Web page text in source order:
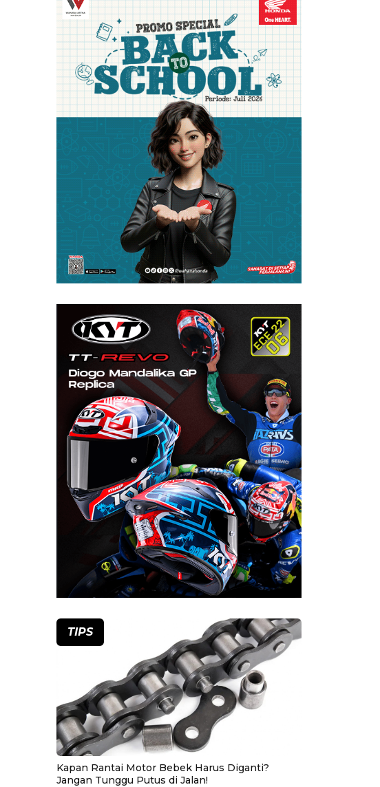
TIPS
Kapan Rantai Motor Bebek Harus Diganti?
Jangan Tunggu Putus di Jalan!